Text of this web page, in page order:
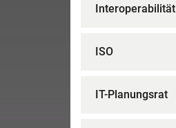
Interoperabilität
ISO
IT-Planungsrat